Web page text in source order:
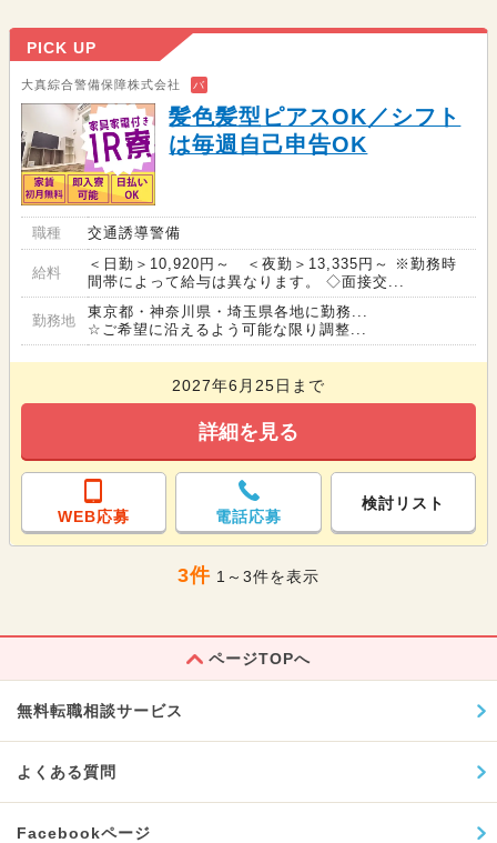
PICK UP
大真綜合警備保障株式会社 バ
髪色髪型ピアスOK／シフト
は毎週自己申告OK
職種 交通誘導警備
給料
＜日勤＞10,920円～ ＜夜勤＞13,335円～ ※勤務時
間帯によって給与は異なります。 ◇面接交...
勤務地
東京都・神奈川県・埼玉県各地に勤務...
☆ご希望に沿えるよう可能な限り調整...
2027年6月25日まで
詳細を見る
WEB応募 電話応募
検討リスト
3件 1～3件を表示
ページTOPへ
無料転職相談サービス
よくある質問
Facebookページ